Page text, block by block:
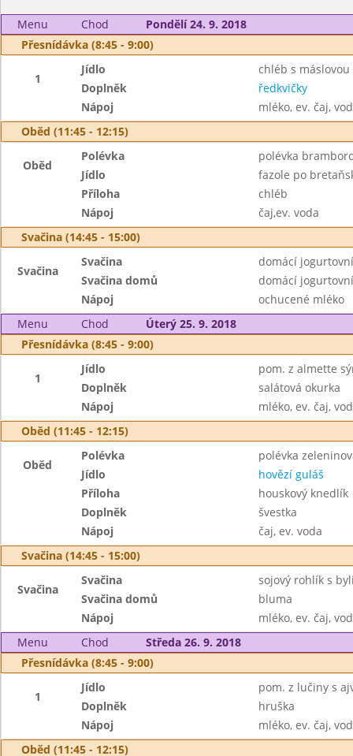
Menu Chod
Pondělí 24. 9. 2018
Přesnídávka (8:45 - 9:00)
1
Jídlo
chléb s
Doplněk
ředkvičky
Nápoj
mléko, ev. čaj,
Oběd (11:45 - 12:15)
Oběd
Polévka
polévka
Jídlo
fazole po
Příloha
chléb
Nápoj
čaj,ev. voda
Svačina (14:45 - 15:00)
Svačina
Svačina
domácí
Svačina domů
domácí
Nápoj
ochucené mléko
Menu
Chod
Úterý 25. 9. 2018
Přesnídávka (8:45 - 9:00)
1
Jídlo
pom. z almette
Doplněk
salátová okurka
Nápoj
mléko, ev. čaj,
Oběd (11:45 - 12:15)
Oběd
Polévka
polévka
Jídlo
hovězí guláš
Příloha
houskový knedlík
Doplněk
švestka
Nápoj
čaj, ev. voda
Svačina (14:45 - 15:00)
Svačina
Svačina
sojový rohlík s
Svačina domů
bluma
Nápoj
mléko, ev. čaj,
Menu
Chod
Středa 26. 9. 2018
Přesnídávka (8:45 - 9:00)
1
Jídlo
pom. z lučiny s
Doplněk
hruška
Nápoj
mléko, ev. čaj,
Oběd (11:45 - 12:15)